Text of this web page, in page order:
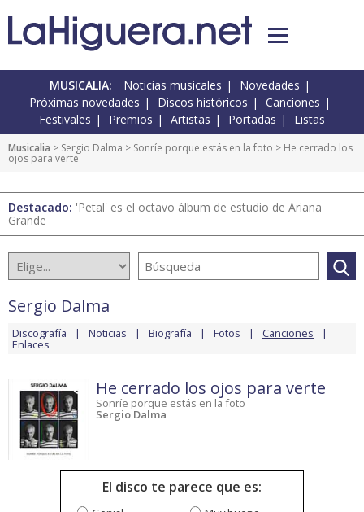
MUSICALIA: Noticias musicales
Novedades
Próximas novedades
Discos históricos
Canciones
Festivales
Premios Artistas Portadas Listas
Musicalia > Sergio Dalma > Sonríe porque estás en la foto > He cerrado los
ojos para verte
Destacado: 'Petal' es el octavo álbum de estudio de Ariana
Grande
Sergio Dalma
Discografía Noticias Biografía Fotos Canciones
Enlaces
He cerrado los ojos para verte
Sonríe porque estás en la foto
Sergio Dalma
El disco te parece que es: